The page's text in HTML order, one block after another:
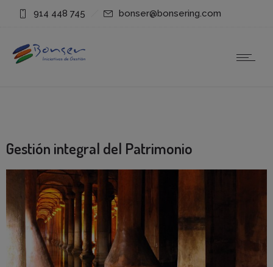
914 448 745 bonser@bonsering.com
Gestión integral del Patrimonio